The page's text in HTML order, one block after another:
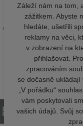
Záleží nám na tom,
zážitkem. Abyste
hledáte, ušetřili
reklamy na věci,
v zobrazení na
přihlašovat.
zpracováním
se dočasně
„V pořádku“
vám poskytovali
vašich údajů. Svůj